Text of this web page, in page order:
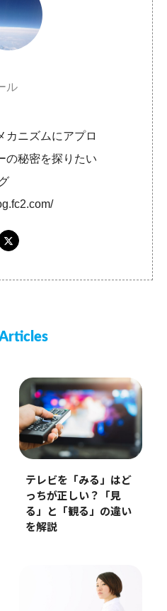
ル
カニズムにアプロ
の秘密を探りたい
テレビを「みる」はど
っちが正しい？「見
る」と「観る」の違い
を解説